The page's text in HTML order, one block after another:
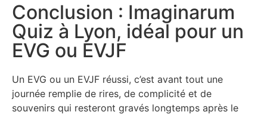
Conclusion : Imaginarum
Quiz à Lyon, idéal pour un
EVG ou EVJF
Un EVG ou un EVJF réussi, c’est avant tout une
journée remplie de rires, de complicité et de
souvenirs qui resteront gravés longtemps après le